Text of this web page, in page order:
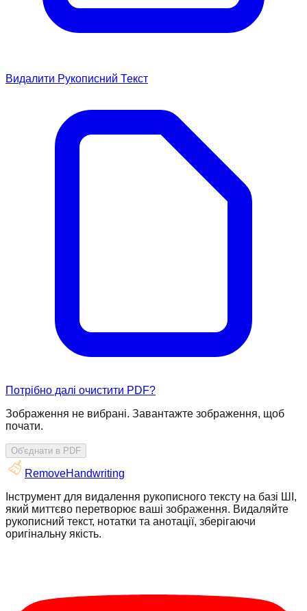
Видалити Рукописний Текст
Потрібно далі очистити PDF?
Зображення не вибрані. Завантажте зображення, щоб
почати.
Об'єднати в PDF
RemoveHandwriting
Інструмент для видалення рукописного тексту на базі ШІ,
який миттєво перетворює ваші зображення. Видаляйте
рукописний текст, нотатки та анотації, зберігаючи
оригінальну якість.